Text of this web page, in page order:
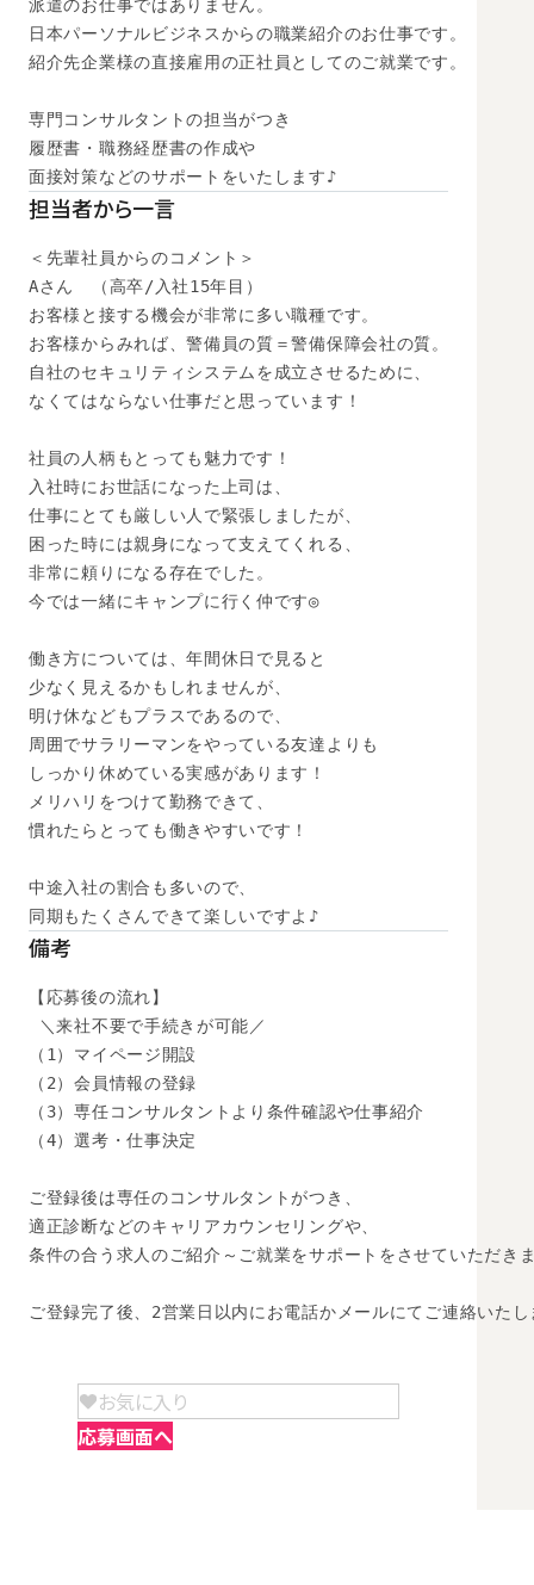
派遣のお仕事ではありません。
日本パーソナルビジネスからの職業紹介のお仕事です。
紹介先企業様の直接雇用の正社員としてのご就業です。
専門コンサルタントの担当がつき
履歴書・職務経歴書の作成や
面接対策などのサポートをいたします♪
担当者から一言
＜先輩社員からのコメント＞
Aさん　（高卒/入社15年目）
お客様と接する機会が非常に多い職種です。
お客様からみれば、警備員の質＝警備保障会社の質。
自社のセキュリティシステムを成立させるために、
なくてはならない仕事だと思っています！
社員の人柄もとっても魅力です！
入社時にお世話になった上司は、
仕事にとても厳しい人で緊張しましたが、
困った時には親身になって支えてくれる、
非常に頼りになる存在でした。
今では一緒にキャンプに行く仲です◎
働き方については、年間休日で見ると
少なく見えるかもしれませんが、
明け休などもプラスであるので、
周囲でサラリーマンをやっている友達よりも
しっかり休めている実感があります！
メリハリをつけて勤務できて、
慣れたらとっても働きやすいです！
中途入社の割合も多いので、
同期もたくさんできて楽しいですよ♪
備考
【応募後の流れ】
＼来社不要で手続きが可能／
（1）マイページ開設
（2）会員情報の登録
（3）専任コンサルタントより条件確認や仕事紹介
（4）選考・仕事決定
ご登録後は専任のコンサルタントがつき、
適正診断などのキャリアカウンセリングや、
条件の合う求人のご紹介～ご就業をサポートをさせていただき
ご登録完了後、2営業日以内にお電話かメールにてご連絡いたし
お気に入り
応募画面へ